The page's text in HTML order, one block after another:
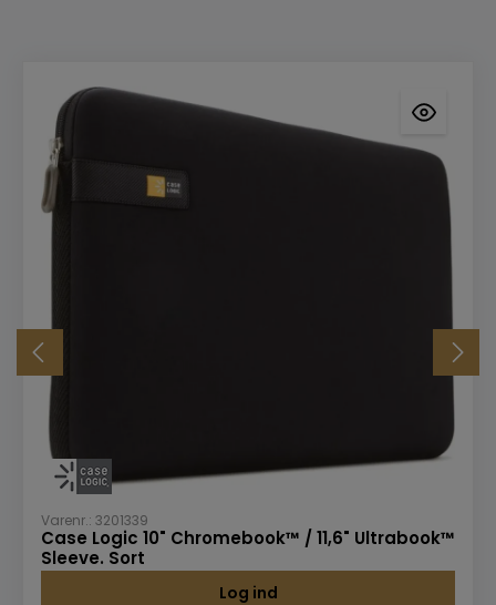
Varenr.: 3201339
Case Logic 10" Chromebook™ / 11,6" Ultrabook™
Sleeve. Sort
Log ind